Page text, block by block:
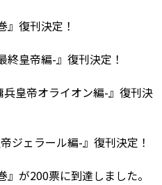
』復刊決定！
終皇帝編-』復刊決定！
兵皇帝オライオン編-』復刊決
ジェラール編-』復刊決定！
』が200票に到達しました。